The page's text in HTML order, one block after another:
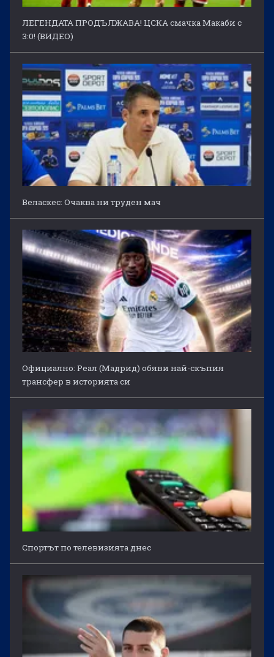
ЛЕГЕНДАТА ПРОДЪЛЖАВА! ЦСКА смачка Макаби с
3:0! (ВИДЕО)
Веласкес: Очаква ни труден мач
Официално: Реал (Мадрид) обяви най-скъпия
трансфер в историята си
Спортът по телевизията днес